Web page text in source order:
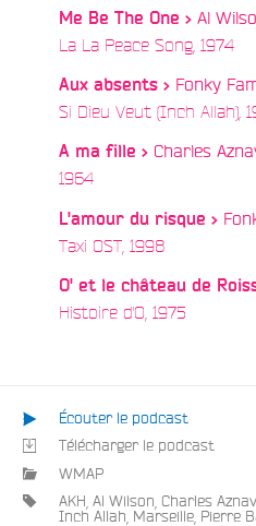
Me Be The One > Al
La La Peace Song, 1974/
Aux absents > Fonky
Si Dieu Veut (Inch Allah),
A ma fille > Charles
1964/
L'amour du risque >
Taxi OST, 1998/
O' et le château de
Histoire d'O, 1975
Écouter le podcast
Télécharger le podcast
WMAP
AKH Al Wilson Charles
Inch Allah Marseille Pierre